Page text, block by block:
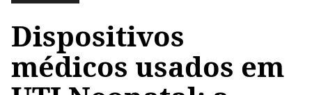
Dispositivos
médicos usados ​​em